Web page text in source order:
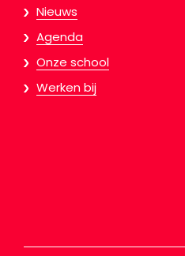
Nieuws
Agenda
Onze school
Werken bij